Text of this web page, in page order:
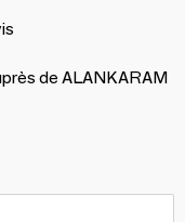
de ALANKARAM